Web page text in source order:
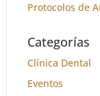
Protocolos de
Categorías
Clínica Dental
Eventos